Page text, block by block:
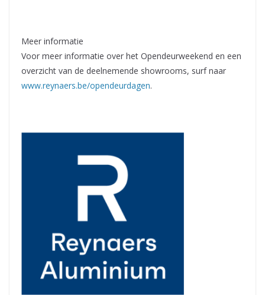
Meer informatie
Voor meer informatie over het Opendeurweekend en een
overzicht van de deelnemende showrooms, surf naar
www.reynaers.be/opendeurdagen.